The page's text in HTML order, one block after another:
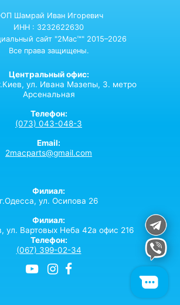
Шамрай Иван Игоревич
ИНН : 3232622630
сайт "2Mac™" 2015–2026
Все права защищены.
Центральный офис:
ул. Ивана Мазепы, 3. метро
Арсенальная
Телефон:
(073) 043-048-3
Email:
2macparts@gmail.com
Филиал:
г.Одесса, ул. Осипова 26
Филиал:
ул. Вартовых Неба 42а офис 216
Телефон:
(067) 399-02-34